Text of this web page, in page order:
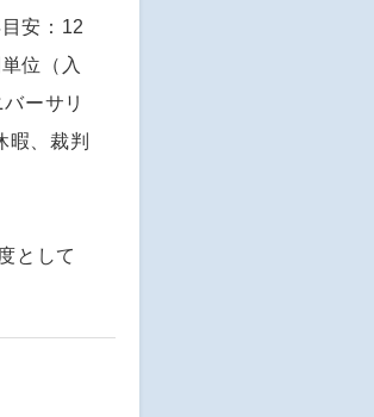
安：12
位（入
ーサリ
暇、裁判
として